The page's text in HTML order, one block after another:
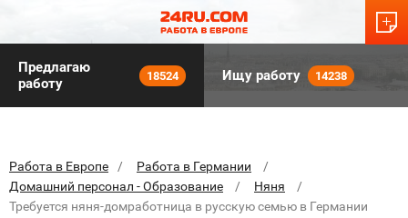
Предлагаю
работу
18524 Ищу работу 14238
Работа в Европе
Работа в Германии
Домашний персонал - Образование
Няня
Требуется няня-домработница в русскую семью в Германии